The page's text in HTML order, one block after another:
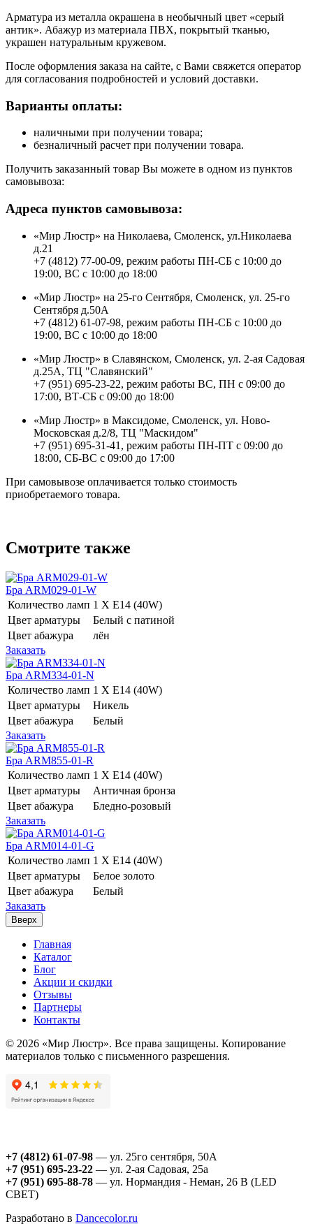
Арматура из металла окрашена в необычный цвет «серый
антик». Абажур из материала ПВХ, покрытый тканью,
украшен натуральным кружевом.
После оформления заказа на сайте, с Вами свяжется оператор
для согласования подробностей и условий доставки.
Варианты оплаты:
наличными при получении товара;
безналичный расчет при получении товара.
Получить заказанный товар Вы можете в одном из пунктов
самовывоза:
Адреса пунктов самовывоза:
«Мир Люстр» на Николаева, Смоленск, ул.Николаева
д.21
+7 (4812) 77-00-09, режим работы ПН-СБ с 10:00 до
19:00, ВС с 10:00 до 18:00
«Мир Люстр» на 25-го Сентября, Смоленск, ул. 25-го
Сентября д.50А
+7 (4812) 61-07-98, режим работы ПН-СБ с 10:00 до
19:00, ВС с 10:00 до 18:00
«Мир Люстр» в Славянском, Смоленск, ул. 2-ая Садовая
д.25А, ТЦ "Славянский"
+7 (951) 695-23-22, режим работы ВС, ПН с 09:00 до
17:00, ВТ-СБ с 09:00 до 18:00
«Мир Люстр» в Максидоме, Смоленск, ул. Ново-
Московская д.2/8, ТЦ "Маскидом"
+7 (951) 695-31-41, режим работы ПН-ПТ с 09:00 до
18:00, СБ-ВС с 09:00 до 17:00
При самовывозе оплачивается только стоимость
приобретаемого товара.
Смотрите также
Бра ARM029-01-W
Количество ламп 1 Х E14 (40W)
Цвет арматуры
Белый с патиной
Цвет абажура
лён
Заказать
Бра ARM334-01-N
Количество ламп 1 Х E14 (40W)
Цвет арматуры
Никель
Цвет абажура
Белый
Заказать
Бра ARM855-01-R
Количество ламп 1 Х E14 (40W)
Цвет арматуры
Античная бронза
Цвет абажура
Бледно-розовый
Заказать
Бра ARM014-01-G
Количество ламп 1 Х E14 (40W)
Цвет арматуры
Белое золото
Цвет абажура
Белый
Заказать
Вверх
Главная
Каталог
Блог
Акции и скидки
Отзывы
Партнеры
Контакты
© 2026 «Мир Люстр». Все права защищены. Копирование
материалов только с письменного разрешения.
+7 (4812) 61-07-98 — ул. 25го сентября, 50А
+7 (951) 695-23-22 — ул. 2-ая Садовая, 25а
+7 (951) 695-88-78 — ул. Нормандия - Неман, 26 В (LED
СВЕТ)
Разработано в Dancecolor.ru